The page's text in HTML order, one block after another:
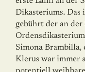
Dikasteriums. Das
gebührt der an der
Simona Brambilla,
Klerus war immer